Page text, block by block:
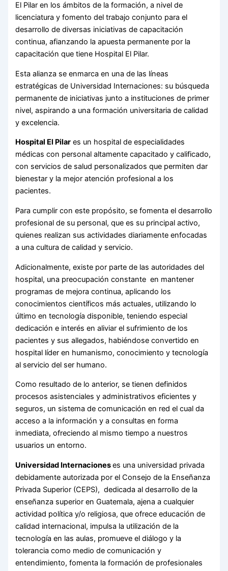
El Pilar en los ámbitos de la formación, a nivel de
licenciatura y fomento del trabajo conjunto para el
desarrollo de diversas iniciativas de capacitación
continua, afianzando la apuesta permanente por la
capacitación que tiene Hospital El Pilar.
Esta alianza se enmarca en una de las líneas
estratégicas de Universidad Internaciones: su búsqueda
permanente de iniciativas junto a instituciones de primer
nivel, aspirando a una formación universitaria de calidad
y excelencia.
Hospital El Pilar es un hospital de especialidades
médicas con personal altamente capacitado y calificado,
con servicios de salud personalizados que permiten dar
bienestar y la mejor atención profesional a los
pacientes.
Para cumplir con este propósito, se fomenta el desarrollo
profesional de su personal, que es su principal activo,
quienes realizan sus actividades diariamente enfocadas
a una cultura de calidad y servicio.
Adicionalmente, existe por parte de las autoridades del
hospital, una preocupación constante en mantener
programas de mejora continua, aplicando los
conocimientos científicos más actuales, utilizando lo
último en tecnología disponible, teniendo especial
dedicación e interés en aliviar el sufrimiento de los
pacientes y sus allegados, habiéndose convertido en
hospital líder en humanismo, conocimiento y tecnología
al servicio del ser humano.
Como resultado de lo anterior, se tienen definidos
procesos asistenciales y administrativos eficientes y
seguros, un sistema de comunicación en red el cual da
acceso a la información y a consultas en forma
inmediata, ofreciendo al mismo tiempo a nuestros
usuarios un entorno.
Universidad Internacioneses una universidad privada
debidamente autorizada por el Consejo de la Enseñanza
Privada Superior (CEPS), dedicada al desarrollo de la
enseñanza superior en Guatemala, ajena a cualquier
actividad política y/o religiosa, que ofrece educación de
calidad internacional, impulsa la utilización de la
tecnología en las aulas, promueve el diálogo y la
tolerancia como medio de comunicación y
entendimiento, fomenta la formación de profesionales